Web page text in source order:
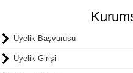
Üyelik Başvurusu
Üyelik Girişi